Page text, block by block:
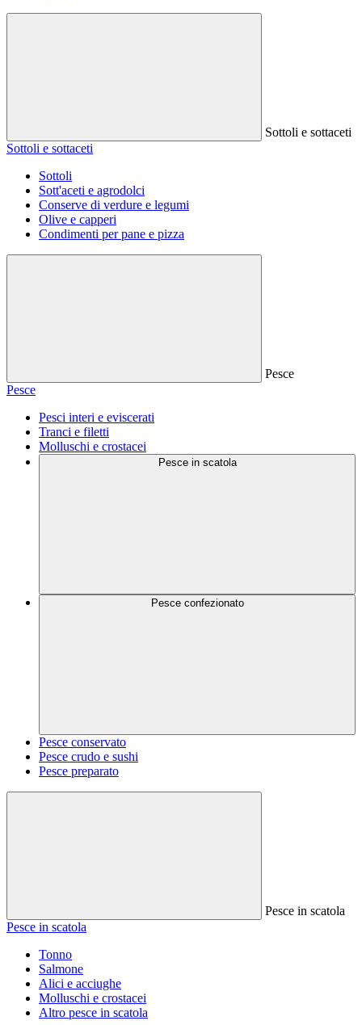
Sottoli e sottaceti
Sottoli e sottaceti
Sottoli
Sott'aceti e agrodolci
Conserve di verdure e legumi
Olive e capperi
Condimenti per pane e pizza
Pesce
Pesce
Pesci interi e eviscerati
Tranci e filetti
Molluschi e crostacei
Pesce in scatola
Pesce confezionato
Pesce conservato
Pesce crudo e sushi
Pesce preparato
Pesce in scatola
Pesce in scatola
Tonno
Salmone
Alici e acciughe
Molluschi e crostacei
Altro pesce in scatola